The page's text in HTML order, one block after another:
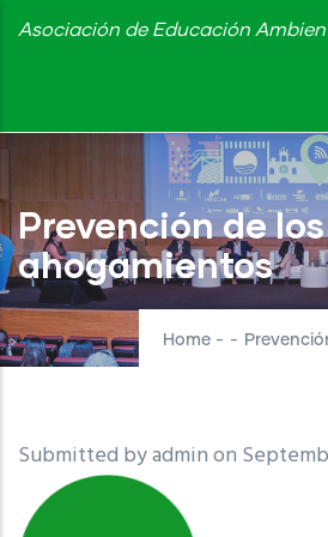
Skip
content
Asociación de Educación
Prevención de los
ahogamientos
Home - -
Submitted byadminon